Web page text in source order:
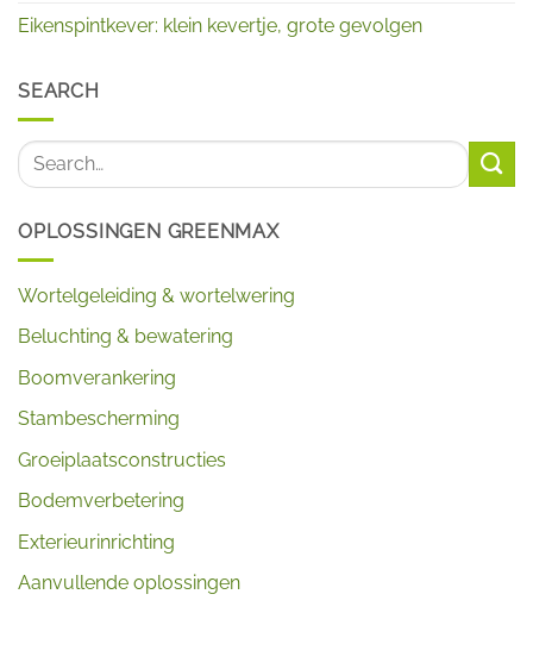
Eikenspintkever: klein kevertje, grote gevolgen
SEARCH
OPLOSSINGEN GREENMAX
Wortelgeleiding & wortelwering
Beluchting & bewatering
Boomverankering
Stambescherming
Groeiplaatsconstructies
Bodemverbetering
Exterieurinrichting
Aanvullende oplossingen